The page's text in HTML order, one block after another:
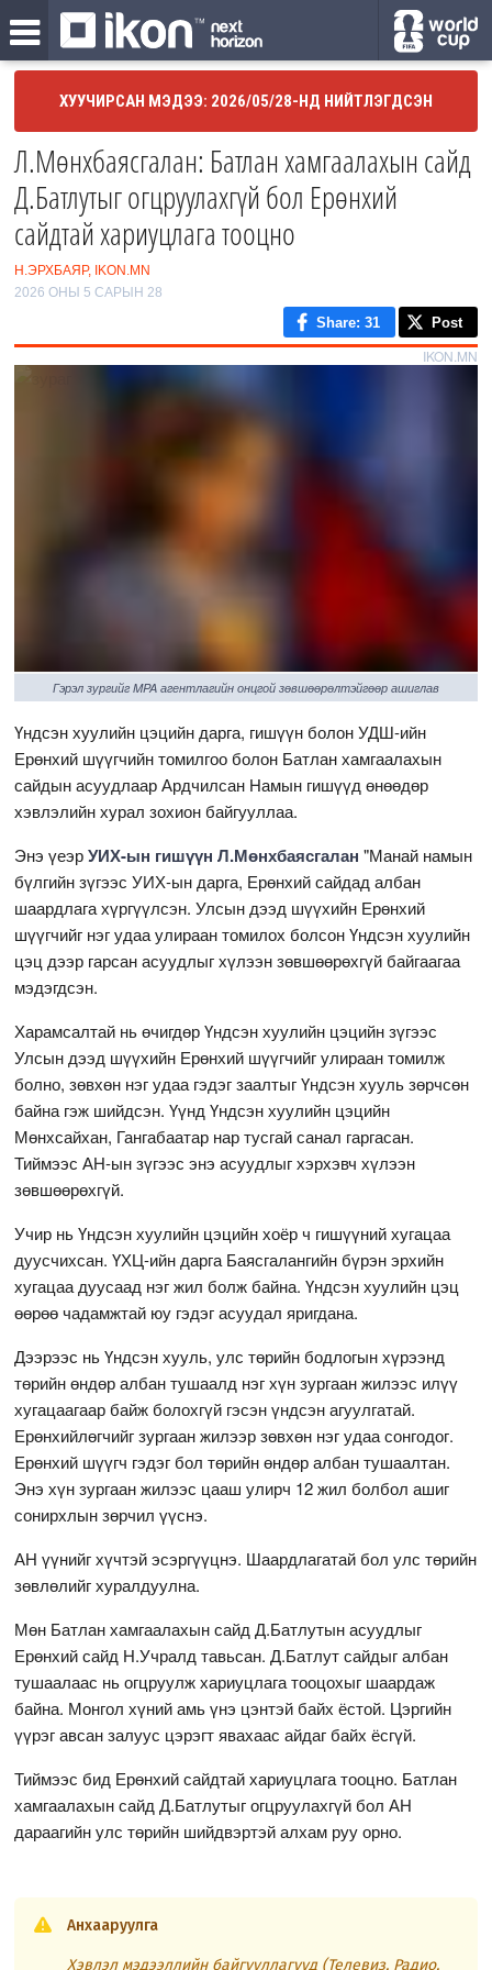
ХУУЧИРСАН МЭДЭЭ: 2026/05/28-НД НИЙТЛЭГДСЭН
Л.Мөнхбаясгалан: Батлан хамгаалахын сайд
Д.Батлутыг огцруулахгүй бол Ерөнхий
сайдтай хариуцлага тооцно
Н.ЭРХБАЯР, IKON.MN
2026 ОНЫ 5 САРЫН 28
Share: 31 Post
IKON.MN
Гэрэл зургийг MPA агентлагийн онцгой зөвшөөрөлтэйгөөр ашиглав
Үндсэн хуулийн цэцийн дарга, гишүүн болон УДШ-ийн
Ерөнхий шүүгчийн томилгоо болон Батлан хамгаалахын
сайдын асуудлаар Ардчилсан Намын гишүүд өнөөдөр
хэвлэлийн хурал зохион байгууллаа.
Энэ үеэрУИХ-ын гишүүн Л.Мөнхбаясгалан"Манай намын
бүлгийн зүгээс УИХ-ын дарга, Ерөнхий сайдад албан
шаардлага хүргүүлсэн. Улсын дээд шүүхийн Ерөнхий
шүүгчийг нэг удаа улираан томилох болсон Үндсэн хуулийн
цэц дээр гарсан асуудлыг хүлээн зөвшөөрөхгүй байгаагаа
мэдэгдсэн.
Харамсалтай нь өчигдөр Үндсэн хуулийн цэцийн зүгээс
Улсын дээд шүүхийн Ерөнхий шүүгчийг улираан томилж
болно, зөвхөн нэг удаа гэдэг заалтыг Үндсэн хууль зөрчсөн
байна гэж шийдсэн. Үүнд Үндсэн хуулийн цэцийн
Мөнхсайхан, Гангабаатар нар тусгай санал гаргасан.
Тиймээс АН-ын зүгээс энэ асуудлыг хэрхэвч хүлээн
зөвшөөрөхгүй.
Учир нь Үндсэн хуулийн цэцийн хоёр ч гишүүний хугацаа
дуусчихсан. ҮХЦ-ийн дарга Баясгалангийн бүрэн эрхийн
хугацаа дуусаад нэг жил болж байна. Үндсэн хуулийн цэц
өөрөө чадамжтай юу гэдэг асуудал яригдана.
Дээрээс нь Үндсэн хууль, улс төрийн бодлогын хүрээнд
төрийн өндөр албан тушаалд нэг хүн зургаан жилээс илүү
хугацаагаар байж болохгүй гэсэн үндсэн агуулгатай.
Ерөнхийлөгчийг зургаан жилээр зөвхөн нэг удаа сонгодог.
Ерөнхий шүүгч гэдэг бол төрийн өндөр албан тушаалтан.
Энэ хүн зургаан жилээс цааш улирч 12 жил болбол ашиг
сонирхлын зөрчил үүснэ.
АН үүнийг хүчтэй эсэргүүцнэ. Шаардлагатай бол улс төрийн
зөвлөлийг хуралдуулна.
Мөн Батлан хамгаалахын сайд Д.Батлутын асуудлыг
Ерөнхий сайд Н.Учралд тавьсан. Д.Батлут сайдыг албан
тушаалаас нь огцруулж хариуцлага тооцохыг шаардаж
байна. Монгол хүний амь үнэ цэнтэй байх ёстой. Цэргийн
үүрэг авсан залуус цэрэгт явахаас айдаг байх ёсгүй.
Тиймээс бид Ерөнхий сайдтай хариуцлага тооцно. Батлан
хамгаалахын сайд Д.Батлутыг огцруулахгүй бол АН
дараагийн улс төрийн шийдвэртэй алхам руу орно.
Анхааруулга
Хэвлэл мэдээллийн байгууллагууд (Телевиз, Радио,